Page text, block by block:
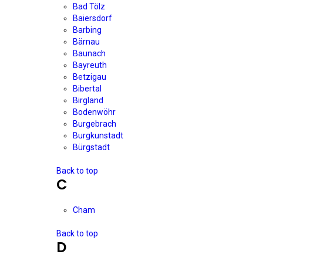
Bad Tölz
Baiersdorf
Barbing
Bärnau
Baunach
Bayreuth
Betzigau
Bibertal
Birgland
Bodenwöhr
Burgebrach
Burgkunstadt
Bürgstadt
Back to top
C
Cham
Back to top
D